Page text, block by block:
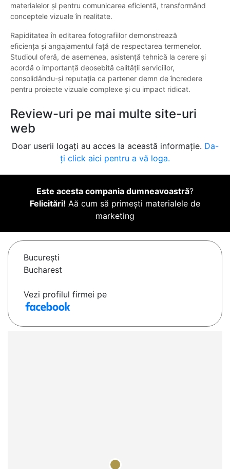
materialelor și pentru comunicarea eficientă, transformând
conceptele vizuale în realitate.
Rapiditatea în editarea fotografiilor demonstrează
eficiența și angajamentul față de respectarea termenelor.
Studioul oferă, de asemenea, asistență tehnică la cerere și
acordă o importanță deosebită calității serviciilor,
consolidându-și reputația ca partener demn de încredere
pentru proiecte vizuale complexe și cu impact ridicat.
Review-uri pe mai multe site-uri
web
Doar userii logați au acces la această informație. Da-
ți click aici pentru a vă loga.
Este acesta compania dumneavoastră?
Felicitări! Aă cum să primești materialele de
marketing
Bucureşti
Bucharest
Vezi profilul firmei pe